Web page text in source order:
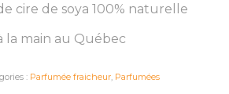
cire de soya 100% naturelle
la main au Québec
: Parfumée fraicheur, Parfumées